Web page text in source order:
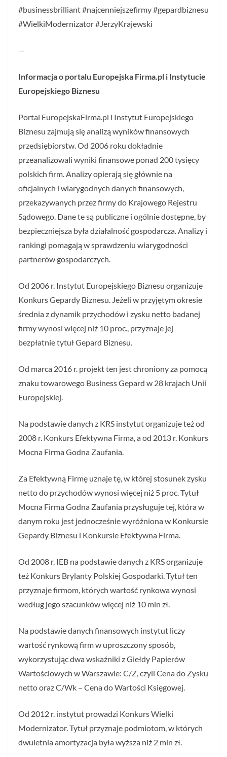
#businessbrilliant #najcenniejszefirmy #gepardbiznesu
#WielkiModernizator #JerzyKrajewski
—
Informacja o portalu Europejska Firma.pl i Instytucie
Europejskiego Biznesu
Portal EuropejskaFirma.pl i Instytut Europejskiego
Biznesu zajmują się analizą wyników finansowych
przedsiębiorstw. Od 2006 roku dokładnie
przeanalizowali wyniki finansowe ponad 200 tysięcy
polskich firm. Analizy opierają się głównie na
oficjalnych i wiarygodnych danych finansowych,
przekazywanych przez firmy do Krajowego Rejestru
Sądowego. Dane te są publiczne i ogólnie dostępne, by
bezpieczniejsza była działalność gospodarcza. Analizy i
rankingi pomagają w sprawdzeniu wiarygodności
partnerów gospodarczych.
Od 2006 r. Instytut Europejskiego Biznesu organizuje
Konkurs Gepardy Biznesu. Jeżeli w przyjętym okresie
średnia z dynamik przychodów i zysku netto badanej
firmy wynosi więcej niż 10 proc., przyznaje jej
bezpłatnie tytuł Gepard Biznesu.
Od marca 2016 r. projekt ten jest chroniony za pomocą
znaku towarowego Business Gepard w 28 krajach Unii
Europejskiej.
Na podstawie danych z KRS instytut organizuje też od
2008 r. Konkurs Efektywna Firma, a od 2013 r. Konkurs
Mocna Firma Godna Zaufania.
Za Efektywną Firmę uznaje tę, w której stosunek zysku
netto do przychodów wynosi więcej niż 5 proc. Tytuł
Mocna Firma Godna Zaufania przysługuje tej, która w
danym roku jest jednocześnie wyróżniona w Konkursie
Gepardy Biznesu i Konkursie Efektywna Firma.
Od 2008 r. IEB na podstawie danych z KRS organizuje
też Konkurs Brylanty Polskiej Gospodarki. Tytuł ten
przyznaje firmom, których wartość rynkowa wynosi
według jego szacunków więcej niż 10 mln zł.
Na podstawie danych finansowych instytut liczy
wartość rynkową firm w uproszczony sposób,
wykorzystując dwa wskaźniki z Giełdy Papierów
Wartościowych w Warszawie: C/Z, czyli Cena do Zysku
netto oraz C/Wk – Cena do Wartości Księgowej.
Od 2012 r. instytut prowadzi Konkurs Wielki
Modernizator. Tytuł przyznaje podmiotom, w których
dwuletnia amortyzacja była wyższa niż 2 mln zł.